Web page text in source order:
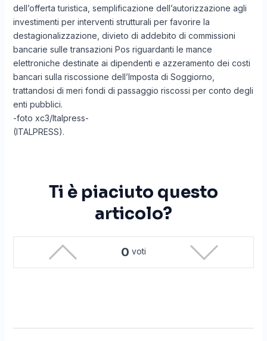
dell’offerta turistica, semplificazione dell’autorizzazione agli
investimenti per interventi strutturali per favorire la
destagionalizzazione, divieto di addebito di commissioni
bancarie sulle transazioni Pos riguardanti le mance
elettroniche destinate ai dipendenti e azzeramento dei costi
bancari sulla riscossione dell’Imposta di Soggiorno,
trattandosi di meri fondi di passaggio riscossi per conto degli
enti pubblici.
-foto xc3/Italpress-
(ITALPRESS).
Ti è piaciuto questo
articolo?
0 voti